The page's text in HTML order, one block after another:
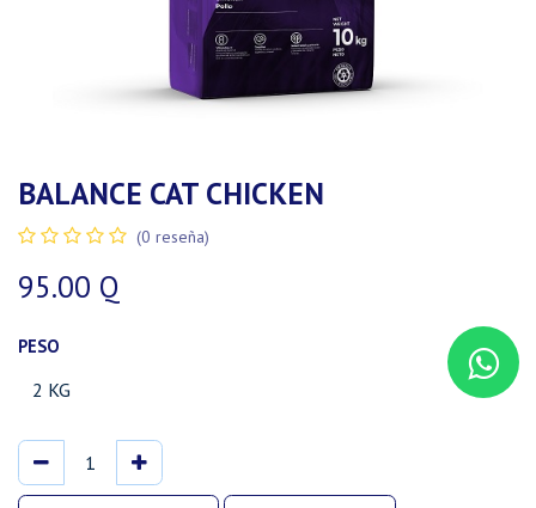
BALANCE CAT CHICKEN
(0 reseña)
95.00 Q
PESO